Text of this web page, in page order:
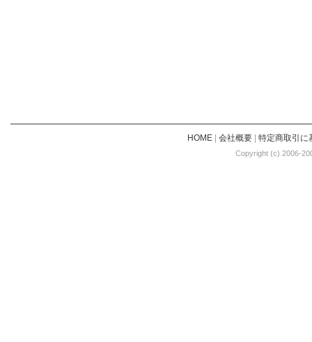
HOME| 会社概要| 特定商取引に
Copyright (c) 2006-